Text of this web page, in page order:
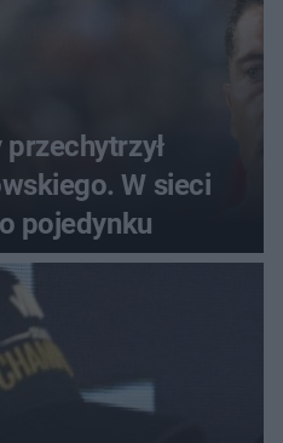
W sieci
pojedynku